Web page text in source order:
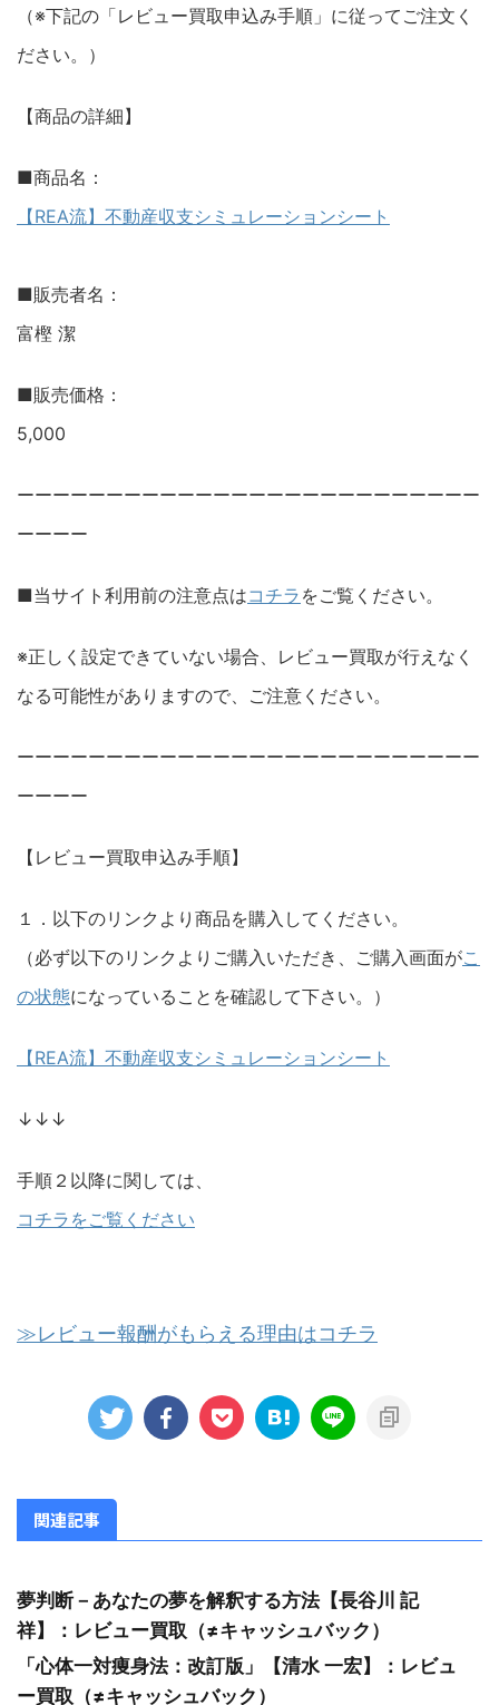
（※下記の「レビュー買取申込み手順」に従ってご注文く
ださい。）
【商品の詳細】
■商品名：
【REA流】不動産収支シミュレーションシート
■販売者名：
富樫 潔
■販売価格：
5,000
ーーーーーーーーーーーーーーーーーーーーーーーーーー
ーーーー
■当サイト利用前の注意点はコチラ をご覧ください。
※正しく設定できていない場合、レビュー買取が行えなく
なる可能性がありますので、ご注意ください。
ーーーーーーーーーーーーーーーーーーーーーーーーーー
ーーーー
【レビュー買取申込み手順】
１．以下のリンクより商品を購入してください。
（必ず以下のリンクよりご購入いただき、ご購入画面がこ
の状態になっていることを確認して下さい。）
【REA流】不動産収支シミュレーションシート
↓↓↓
手順２以降に関しては、
コチラをご覧ください
≫レビュー報酬がもらえる理由はコチラ
関連記事
夢判断－あなたの夢を解釈する方法【長谷川 記
祥】：レビュー買取（≠キャッシュバック）
「心体一対痩身法：改訂版」【清水 一宏】：レビュ
ー買取（≠キャッシュバック）